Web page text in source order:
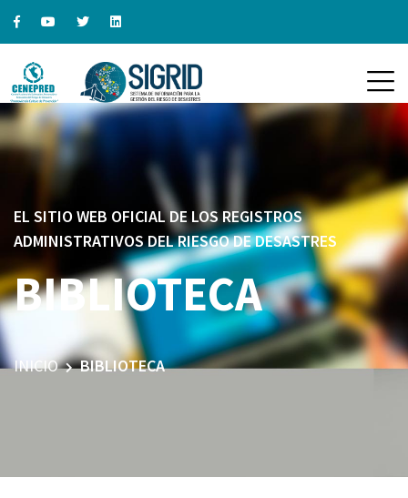
EL SITIO WEB OFICIAL DE LOS REGISTROS
ADMINISTRATIVOS DEL RIESGO DE DESASTRES
BIBLIOTECA
INICIO BIBLIOTECA